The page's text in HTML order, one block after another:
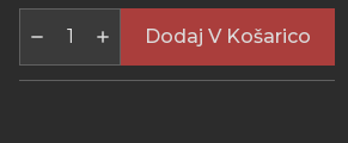
VA15
FIRING
PIN
količina
Dodaj V Košarico